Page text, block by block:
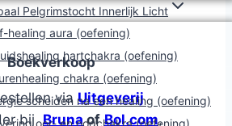
Pelgrimstocht Innerlijk Licht
healing aura (oefening)
hartchakra (oefening)
chakra (oefening)
scheiden na een healing (oefening)
oor- en oogchakra (oefening)
Boekverkoop
via Uitgeverij
bijBrunaof Bol.com,